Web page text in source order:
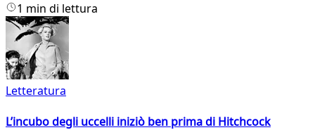
1 min di lettura
Letteratura
L’incubo degli uccelli iniziò ben prima di Hitchcock